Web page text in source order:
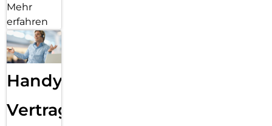
Mehr
erfahren
Handy
Vertragsabwicklung